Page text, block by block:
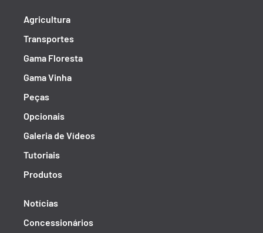
Agricultura
Transportes
Gama Floresta
Gama Vinha
Peças
Opcionais
Galeria de Vídeos
Tutoriais
Produtos
Notícias
Concessionários